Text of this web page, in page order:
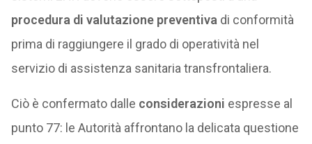
procedura di valutazione preventiva di conformità
prima di raggiungere il grado di operatività nel
servizio di assistenza sanitaria transfrontaliera.
Ciò è confermato dalle considerazioni espresse al
punto 77: le Autorità affrontano la delicata questione